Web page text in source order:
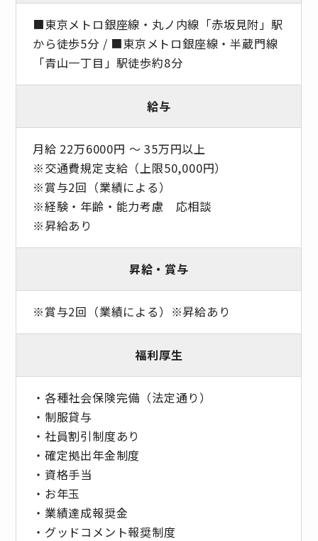
■東京メトロ銀座線・丸ノ内線「赤坂見附」駅
から徒歩5分 / ■東京メトロ銀座線・半蔵門線
「青山一丁目」駅徒歩約8分
給与
月給 22万6000円 〜 35万円以上
※交通費規定支給（上限50,000円）
※賞与2回（業績による）
※経験・年齢・能力考慮 応相談
※昇給あり
昇給・賞与
※賞与2回（業績による）※昇給あり
福利厚生
・各種社会保険完備（法定通り）
・制服貸与
・社員割引制度あり
・確定拠出年金制度
・資格手当
・お年玉
・業績達成報奨金
・グッドコメント報奨制度